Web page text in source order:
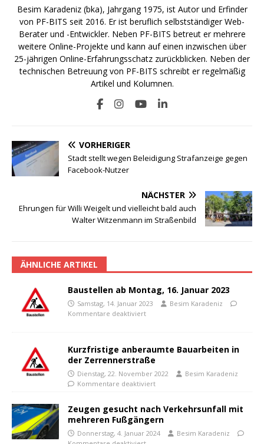
Besim Karadeniz (bka), Jahrgang 1975, ist Autor und Erfinder
von PF-BITS seit 2016. Er ist beruflich selbstständiger Web-
Berater und -Entwickler. Neben PF-BITS betreut er mehrere
weitere Online-Projekte und kann auf einen inzwischen über
25-jährigen Online-Erfahrungsschatz zurückblicken. Neben der
technischen Betreuung von PF-BITS schreibt er regelmäßig
Artikel und Kolumnen.
VORHERIGER
Stadt stellt wegen Beleidigung Strafanzeige gegen
Facebook-Nutzer
NÄCHSTER
Ehrungen für Willi Weigelt und vielleicht bald auch
Walter Witzenmann im Straßenbild
ÄHNLICHE ARTIKEL
Baustellen ab Montag, 16. Januar 2023
Samstag, 14. Januar 2023
Besim Karadeniz
Kommentare deaktiviert
Kurzfristige anberaumte Bauarbeiten in
der Zerrennerstraße
Dienstag, 22. November 2022
Besim Karadeniz
Kommentare deaktiviert
Zeugen gesucht nach Verkehrsunfall mit
mehreren Fußgängern
Donnerstag, 4. Januar 2024
Besim Karadeniz